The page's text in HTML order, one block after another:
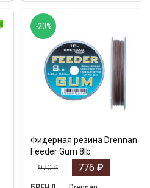
Фидерная резина Drennan
Feeder Gum 8lb
970₽ 776 ₽
-20%